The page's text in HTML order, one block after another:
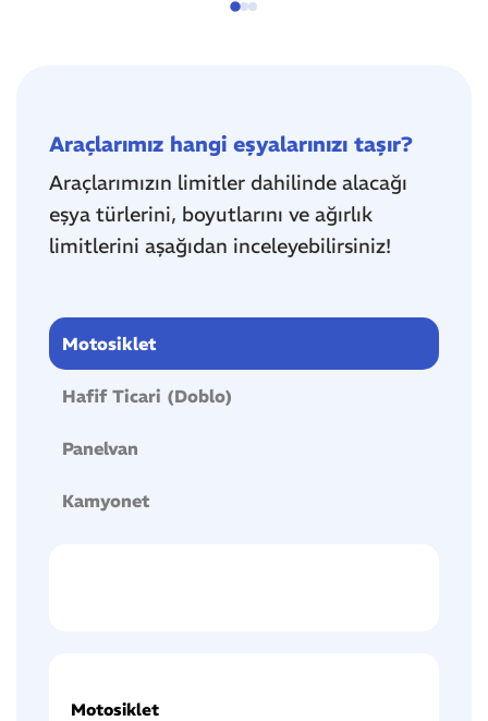
Araçlarımız hangi eşyalarınızı taşır?
Araçlarımızın limitler dahilinde alacağı
eşya türlerini, boyutlarını ve ağırlık
limitlerini aşağıdan inceleyebilirsiniz!
Motosiklet
Hafif Ticari (Doblo)
Panelvan
Kamyonet
Motosiklet